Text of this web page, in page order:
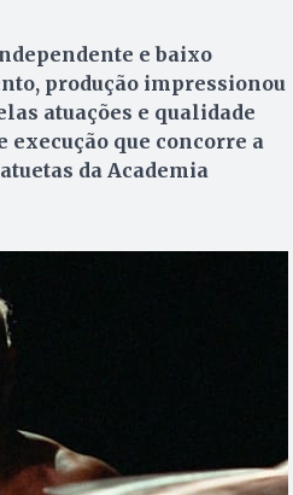
e baixo
produção impressionou
atuações e qualidade
execução que concorre a
da Academia